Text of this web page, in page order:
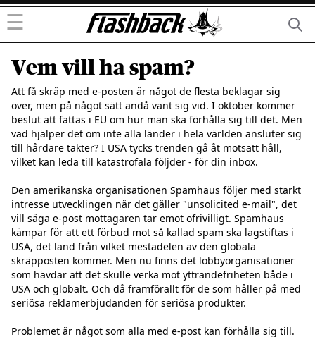
☰
Vem vill ha spam?
Att få skräp med e-posten är något de flesta beklagar sig
över, men på något sätt ändå vant sig vid. I oktober kommer
beslut att fattas i EU om hur man ska förhålla sig till det. Men
vad hjälper det om inte alla länder i hela världen ansluter sig
till hårdare takter? I USA tycks trenden gå åt motsatt håll,
vilket kan leda till katastrofala följder - för din inbox.
Den amerikanska organisationen Spamhaus följer med starkt
intresse utvecklingen när det gäller "unsolicited e-mail", det
vill säga e-post mottagaren tar emot ofrivilligt. Spamhaus
kämpar för att ett förbud mot så kallad spam ska lagstiftas i
USA, det land från vilket mestadelen av den globala
skräpposten kommer. Men nu finns det lobbyorganisationer
som hävdar att det skulle verka mot yttrandefriheten både i
USA och globalt. Och då framförallt för de som håller på med
seriösa reklamerbjudanden för seriösa produkter.
Problemet är något som alla med e-post kan förhålla sig till.